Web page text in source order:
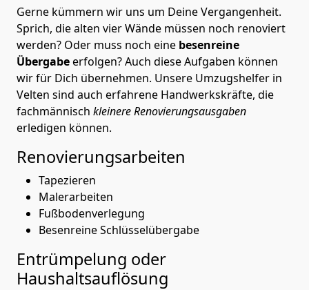
Gerne kümmern wir uns um Deine Vergangenheit.
Sprich, die alten vier Wände müssen noch renoviert
werden? Oder muss noch eine besenreine
Übergabeerfolgen? Auch diese Aufgaben können
wir für Dich übernehmen. Unsere Umzugshelfer in
Velten sind auch erfahrene Handwerkskräfte, die
fachmännisch kleinere Renovierungsausgaben
erledigen können.
Renovierungsarbeiten
Tapezieren
Malerarbeiten
Fußbodenverlegung
Besenreine Schlüsselübergabe
Entrümpelung oder
Haushaltsauflösung